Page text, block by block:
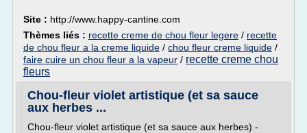
Site : http://www.happy-cantine.com
Thèmes liés : recette creme de chou fleur legere / recette
de chou fleur a la creme liquide / chou fleur creme liquide /
faire cuire un chou fleur a la vapeur / recette creme chou
fleurs
Chou-fleur violet artistique (et sa sauce
aux herbes ...
Chou-fleur violet artistique (et sa sauce aux herbes) -